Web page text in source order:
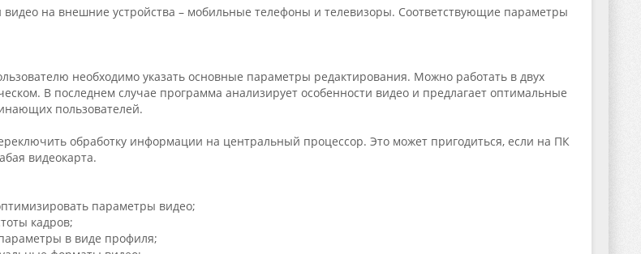
видео на внешние устройства – мобильные телефоны и телевизоры. Соответствующие параметры
необходимо указать основные параметры редактирования. Можно работать в двух
В последнем случае программа анализирует особенности видео и предлагает оптимальные
пользователей.
обработку информации на центральный процессор. Это может пригодиться, если на ПК
видеокарта.
параметры видео;
кадров;
в виде профиля;